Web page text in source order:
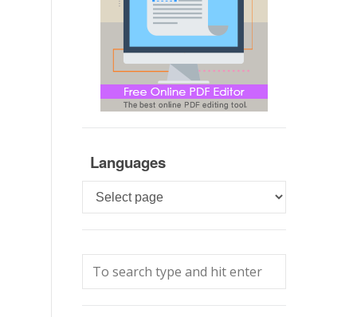
Languages
Languages